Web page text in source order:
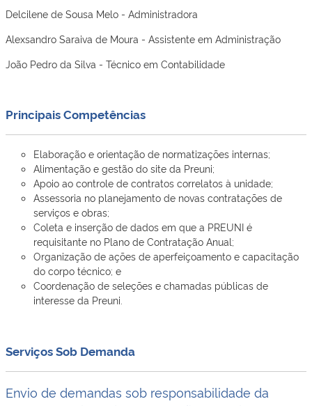
Delcilene de Sousa Melo - Administradora
Alexsandro Saraiva de Moura - Assistente em Administração
João Pedro da Silva - Técnico em Contabilidade
Principais Competências
Elaboração e orientação de normatizações internas;
Alimentação e gestão do site da Preuni;
Apoio ao controle de contratos correlatos à unidade;
Assessoria no planejamento de novas contratações de
serviços e obras;
Coleta e inserção de dados em que a PREUNI é
requisitante no Plano de Contratação Anual;
Organização de ações de aperfeiçoamento e capacitação
do corpo técnico; e
Coordenação de seleções e chamadas públicas de
interesse da Preuni.
Serviços Sob Demanda
Envio de demandas sob responsabilidade da